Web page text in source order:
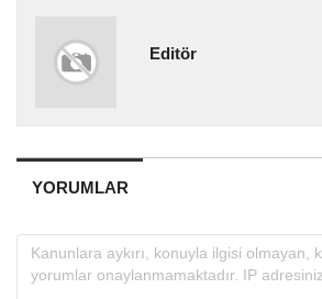
Editör
YORUMLAR